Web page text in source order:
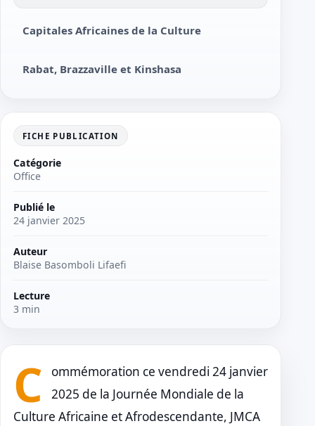
Capitales Africaines de la Culture
Rabat, Brazzaville et Kinshasa
FICHE PUBLICATION
Catégorie
Office
Publié le
24 janvier 2025
Auteur
Blaise Basomboli Lifaefi
Lecture
3 min
C
ommémoration ce vendredi 24 janvier
2025 de la Journée Mondiale de la
Culture Africaine et Afrodescendante, JMCA